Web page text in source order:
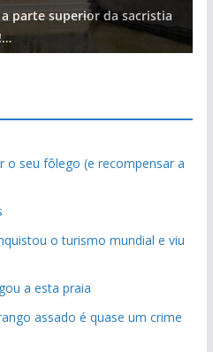
parte superior da sacristia
o seu fôlego (e recompensar a
o turismo mundial e viu
a esta praia
assado é quase um crime